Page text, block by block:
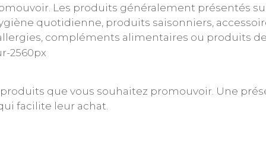
Les produits généralement présentés
quotidienne, produits saisonniers,
compléments alimentaires ou produits
que vous souhaitez promouvoir. Une
facilite leur achat.